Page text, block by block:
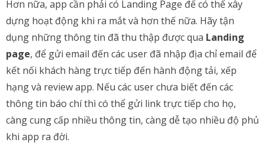
Hơn nữa, app cần phải có Landing Page để có thể xây
dựng hoạt động khi ra mắt và hơn thế nữa. Hãy tận
dụng những thông tin đã thu thập được qua Landing
page, để gửi email đến các user đã nhập địa chỉ email để
kết nối khách hàng trực tiếp đến hành động tải, xếp
hạng và review app. Nếu các user chưa biết đến các
thông tin báo chí thì có thể gửi link trực tiếp cho họ,
càng cung cấp nhiều thông tin, càng dễ tạo nhiều độ phủ
khi app ra đời.